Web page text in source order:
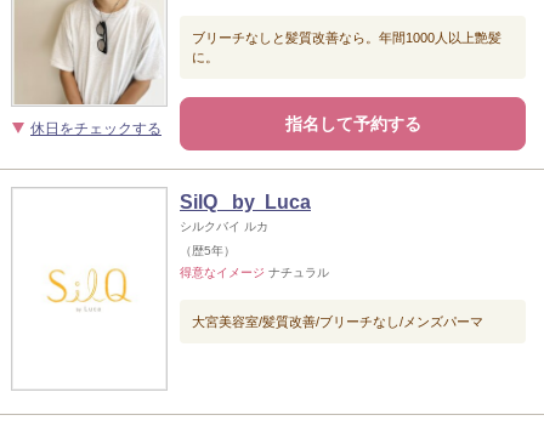
休日をチェックする
ブリーチなしと髪質改善なら。年間1000人以上艶髪
に。
指名して予約する
SilQ by Luca
シルクバイ ルカ
（歴5年）
得意なイメージ ナチュラル
大宮美容室/髪質改善/ブリーチなし/メンズパーマ